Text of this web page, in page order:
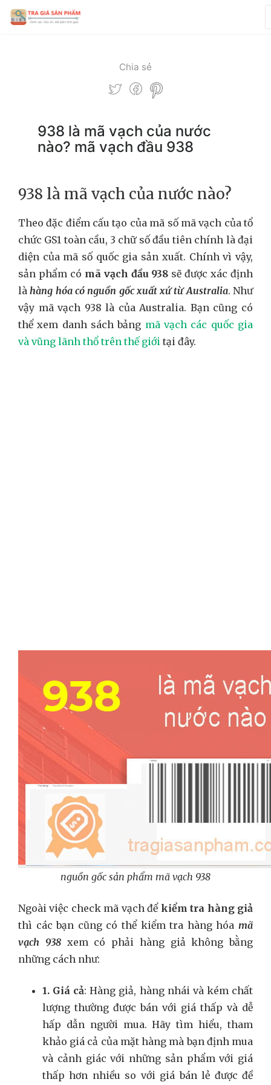
Chia sẻ
938 là mã vạch của nước
nào? mã vạch đầu 938
938 là mã vạch của nước nào?
Theo đặc điểm cấu tạo của mã số mã vạch của tổ
chức GS1 toàn cầu, 3 chữ số đầu tiên chính là đại
diện của mã số quốc gia sản xuất. Chính vì vậy,
sản phẩm có mã vạch đầu 938 sẽ được xác định
làhàng hóa có nguồn gốc xuất xứ từ Australia. Như
vậy mã vạch 938 là của Australia. Bạn cũng có
thể xem danh sách bảng mã vạch các quốc gia
và vũng lãnh thổ trên thế giới tại đây.
nguồn gốc sản phẩm mã vạch 938
Ngoài việc check mã vạch để kiểm tra hàng giả
thì các bạn cũng có thể kiểm tra hàng hóa mã
vạch 938xem có phải hàng giả không bằng
những cách như:
1. Giá cả: Hàng giả, hàng nhái và kém chất
lượng thường được bán với giá thấp và dễ
hấp dẫn người mua. Hãy tìm hiểu, tham
khảo giá cả của mặt hàng mà bạn định mua
và cảnh giác với những sản phẩm với giá
thấp hơn nhiều so với giá bán lẻ được đề